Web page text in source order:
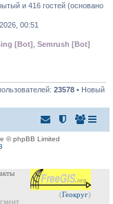
и 416 гостей (основано
00:51
[Bot] Semrush [Bot]
23578 • Новый
© phpBB Limited
(Геокруг)